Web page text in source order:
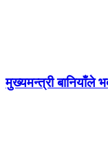
मुख्यमन्त्री बानियाँले